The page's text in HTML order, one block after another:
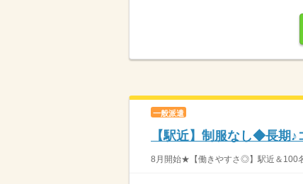
一般派遣
【駅近】制服なし◆長期
8月開始★【働きやすさ◎】駅近＆100